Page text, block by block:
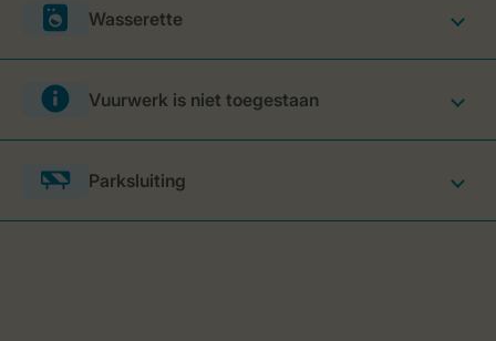
Wasserette
Vuurwerk is niet toegestaan
Parksluiting